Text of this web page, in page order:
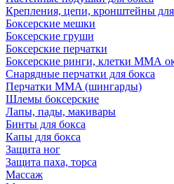
Крепления, цепи, кронштейны
Боксерские мешки
Боксерские груши
Боксерские перчатки
Боксерские ринги, клетки ММА
Снарядные перчатки для бокса
Перчатки MMA (шингарды)
Шлемы боксерские
Лапы, пады, макивары
Бинты для бокса
Капы для бокса
Защита ног
Защита паха, торса
Массаж